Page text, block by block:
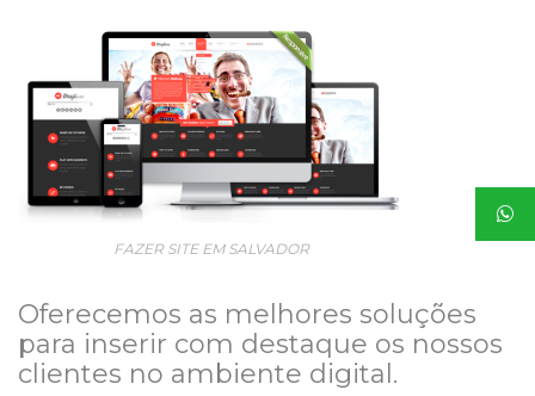
FAZER SITE EM SALVADOR
Oferecemos as melhores soluções
para inserir com destaque os nossos
clientes no ambiente digital.